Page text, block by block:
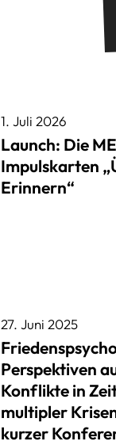
1. Juli 2026
Launch: Die
Impulskarten
Erinnern“
27. Juni 2025
Perspektiven
Konflikte in
multipler
kurzer